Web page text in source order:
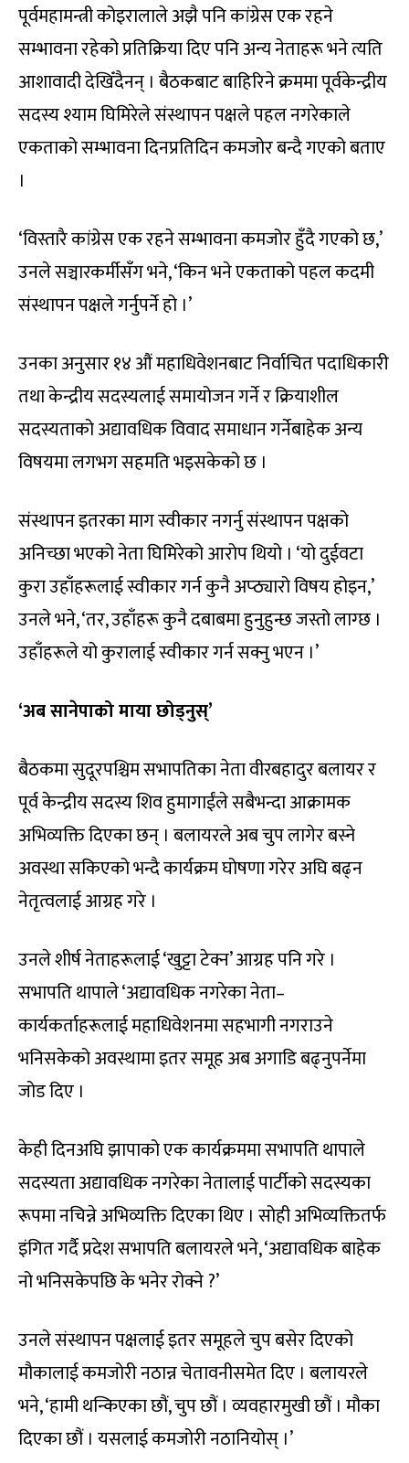
पूर्वमहामन्त्री कोइरालाले अझै पनि कांग्रेस एक रहने
सम्भावना रहेको प्रतिक्रिया दिए पनि अन्य नेताहरू भने त्यति
आशावादी देखिँदैनन् । बैठकबाट बाहिरिने क्रममा पूर्वकेन्द्रीय
सदस्य श्याम घिमिरेले संस्थापन पक्षले पहल नगरेकाले
एकताको सम्भावना दिनप्रतिदिन कमजोर बन्दै गएको बताए
।
‘विस्तारै कांग्रेस एक रहने सम्भावना कमजोर हुँदै गएको छ,’
उनले सञ्चारकर्मीसँग भने, ‘किन भने एकताको पहल कदमी
संस्थापन पक्षले गर्नुपर्ने हो ।’
उनका अनुसार १४ औं महाधिवेशनबाट निर्वाचित पदाधिकारी
तथा केन्द्रीय सदस्यलाई समायोजन गर्ने र क्रियाशील
सदस्यताको अद्यावधिक विवाद समाधान गर्नेबाहेक अन्य
विषयमा लगभग सहमति भइसकेको छ ।
संस्थापन इतरका माग स्वीकार नगर्नु संस्थापन पक्षको
अनिच्छा भएको नेता घिमिरेको आरोप थियो । ‘यो दुईवटा
कुरा उहाँहरूलाई स्वीकार गर्न कुनै अप्ठ्यारो विषय होइन,’
उनले भने, ‘तर, उहाँहरू कुनै दबाबमा हुनुहुन्छ जस्तो लाग्छ ।
उहाँहरूले यो कुरालाई स्वीकार गर्न सक्नु भएन ।’
‘अब सानेपाको माया छोड्नुस्’
बैठकमा सुदूरपश्चिम सभापतिका नेता वीरबहादुर बलायर र
पूर्व केन्द्रीय सदस्य शिव हुमागाईंले सबैभन्दा आक्रामक
अभिव्यक्ति दिएका छन् । बलायरले अब चुप लागेर बस्ने
अवस्था सकिएको भन्दै कार्यक्रम घोषणा गरेर अघि बढ्न
नेतृत्वलाई आग्रह गरे ।
उनले शीर्ष नेताहरूलाई ‘खुट्टा टेक्न’ आग्रह पनि गरे ।
सभापति थापाले ‘अद्यावधिक नगरेका नेता–
कार्यकर्ताहरूलाई महाधिवेशनमा सहभागी नगराउने
भनिसकेको अवस्थामा इतर समूह अब अगाडि बढ्नुपर्नेमा
जोड दिए ।
केही दिनअघि झापाको एक कार्यक्रममा सभापति थापाले
सदस्यता अद्यावधिक नगरेका नेतालाई पार्टीको सदस्यका
रूपमा नचिन्ने अभिव्यक्ति दिएका थिए । सोही अभिव्यक्तितर्फ
इंगित गर्दै प्रदेश सभापति बलायरले भने, ‘अद्यावधिक बाहेक
नो भनिसकेपछि के भनेर रोक्ने ?’
उनले संस्थापन पक्षलाई इतर समूहले चुप बसेर दिएको
मौकालाई कमजोरी नठान्न चेतावनीसमेत दिए । बलायरले
भने, ‘हामी थन्किएका छौं, चुप छौं । व्यवहारमुखी छौं । मौका
दिएका छौं । यसलाई कमजोरी नठानियोस् ।’